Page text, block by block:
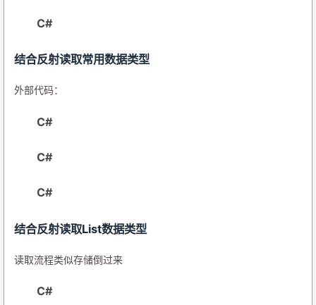
C#
结合反射读取常用数据类型
外部代码：
C#
C#
C#
结合反射读取List数据类型
读取流程类似存储倒过来
C#